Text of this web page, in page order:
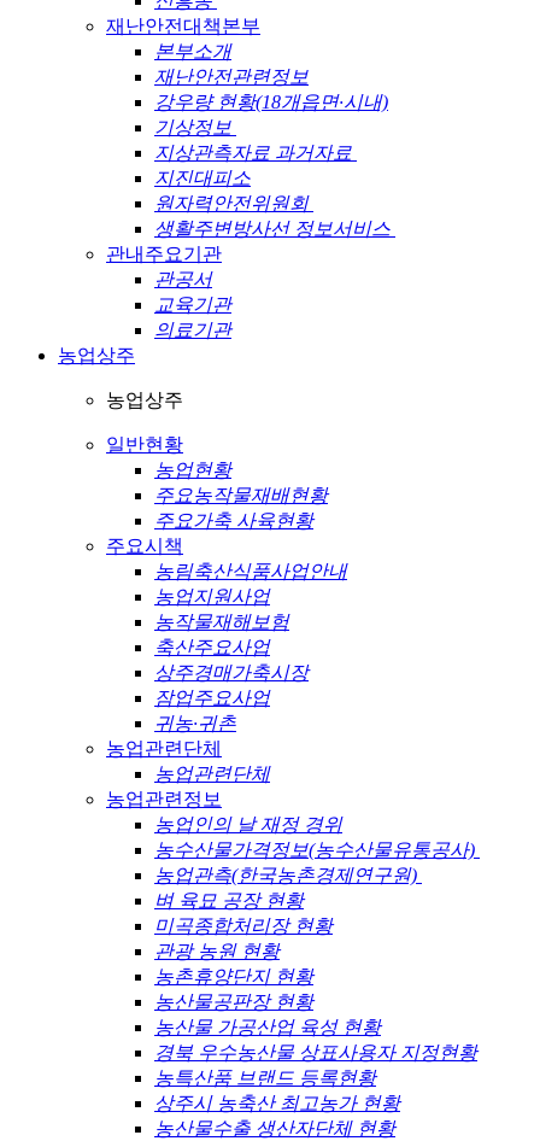
재난안전대책본부
본부소개
재난안전관련정보
강우량 현황(18개읍면·시내)
기상정보
지상관측자료 과거자료
지진대피소
원자력안전위원회
생활주변방사선 정보서비스
관내주요기관
관공서
교육기관
의료기관
농업상주
농업상주
일반현황
농업현황
주요농작물재배현황
주요가축 사육현황
주요시책
농림축산식품사업안내
농업지원사업
농작물재해보험
축산주요사업
상주경매가축시장
잠업주요사업
귀농·귀촌
농업관련단체
농업관련단체
농업관련정보
농업인의 날 재정 경위
농수산물가격정보(농수산물유통공사)
농업관측(한국농촌경제연구원)
벼 육묘 공장 현황
미곡종합처리장 현황
관광 농원 현황
농촌휴양단지 현황
농산물공판장 현황
농산물 가공산업 육성 현황
경북 우수농산물 상표사용자 지정현황
농특산품 브랜드 등록현황
상주시 농축산 최고농가 현황
농산물수출 생산자단체 현황